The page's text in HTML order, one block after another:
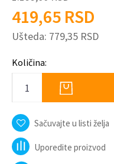
419,65 RSD
Ušteda: 779,35 RSD
Količina:
Sačuvajte u listi želja
Uporedite proizvod